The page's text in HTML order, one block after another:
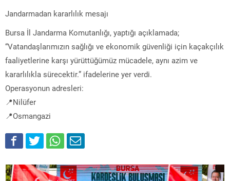
Jandarmadan kararlılık mesajı
Bursa İl Jandarma Komutanlığı, yaptığı açıklamada;
“Vatandaşlarımızın sağlığı ve ekonomik güvenliği için kaçakçılık
faaliyetlerine karşı yürüttüğümüz mücadele, aynı azim ve
kararlılıkla sürecektir.” ifadelerine yer verdi.
Operasyonun adresleri:
📍Nilüfer
📍Osmangazi